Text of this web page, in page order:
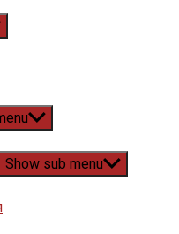
Show sub menu